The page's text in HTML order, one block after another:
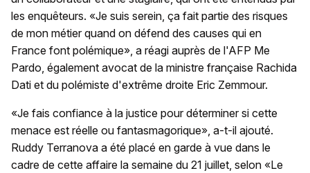
les enquêteurs. «Je suis serein, ça fait partie des risques
de mon métier quand on défend des causes qui en
France font polémique», a réagi auprès de l'AFP Me
Pardo, également avocat de la ministre française Rachida
Dati et du polémiste d'extrême droite Eric Zemmour.
«Je fais confiance à la justice pour déterminer si cette
menace est réelle ou fantasmagorique», a-t-il ajouté.
Ruddy Terranova a été placé en garde à vue dans le
cadre de cette affaire la semaine du 21 juillet, selon «Le